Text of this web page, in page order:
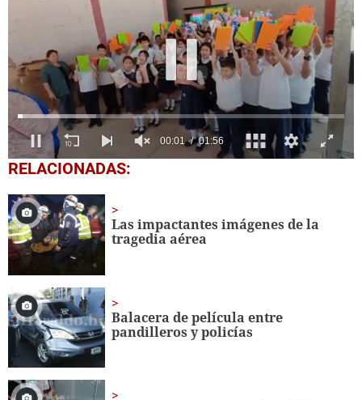
0
seconds
1
minute,
56
seconds
RELACIONADAS:
Las impactantes imágenes de la
tragedia aérea
Balacera de película entre
pandilleros y policías